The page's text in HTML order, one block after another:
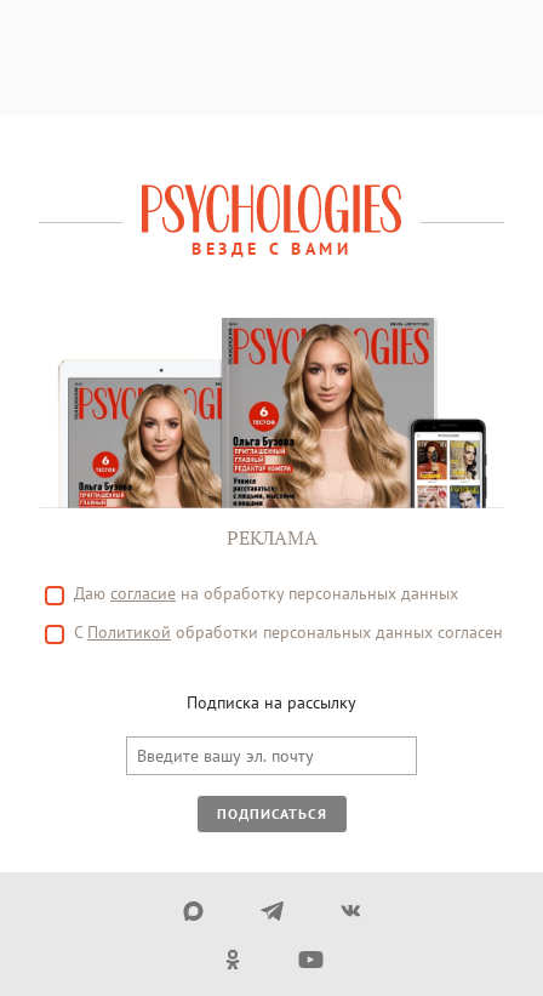
ВЕЗДЕ С ВАМИ
РЕКЛАМА
Даю согласие на обработку персональных данных
С Политикой обработки персональных данных согласен
Подписка на рассылку
ПОДПИСАТЬСЯ